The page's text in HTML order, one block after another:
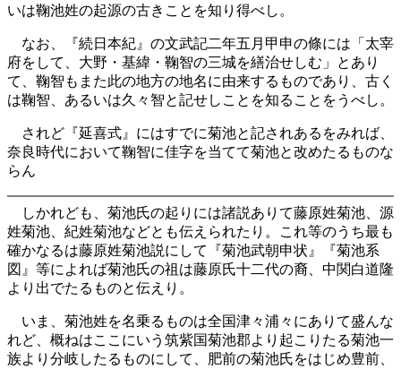
いは鞠池姓の起源の古きことを知り得べし。
なお、『続日本紀』の文武記二年五月甲申の條には「太宰
府をして、大野・基緯・鞠智の三城を繕治せしむ」とあり
て、鞠智もまた此の地方の地名に由来するものであり、古く
は鞠智、あるいは久々智と記せしことを知ることをうべし。
されど『延喜式』にはすでに菊池と記されあるをみれば、
奈良時代において鞠智に佳字を当てて菊池と改めたるものな
らん
しかれども、菊池氏の起りには諸説ありて藤原姓菊池、源
姓菊池、紀姓菊池などとも伝えられたり。これ等のうち最も
確かなるは藤原姓菊池説にして『菊池武朝申状』『菊池系
図』等によれば菊池氏の祖は藤原氏十二代の裔、中関白道隆
より出でたるものと伝えり。
いま、菊池姓を名乗るものは全国津々浦々にありて盛んな
れど、概ねはここにいう筑紫国菊池郡より起こりたる菊池一
族より分岐したるものにして、肥前の菊池氏をはじめ豊前、